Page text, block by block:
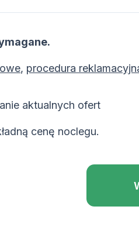
, procedura
aktualnych ofert
cenę noclegu.